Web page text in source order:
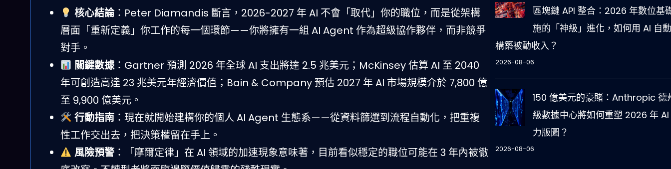
核心結論：Peter Diamandis 斷言，2026-2027 年 AI 不會「取代」你的職位，而是從架構
層面「重新定義」你工作的每一個環節——你將擁有一組 AI Agent 作為超級協作夥伴，而非競爭
對手。
關鍵數據：Gartner 預測 2026 年全球 AI 支出將達 2.5 兆美元；McKinsey 估算 AI 至 2040
年可創造高達 23 兆美元年經濟價值；Bain & Company 預估 2027 年 AI 市場規模介於 7,800 億
至 9,900 億美元。
行動指南：現在就開始建構你的個人 AI Agent 生態系——從資料篩選到流程自動化，把重複
性工作交出去，把決策權留在手上。
風險預警：「摩爾定律」在 AI 領域的加速現象意味著，目前看似穩定的職位可能在 3 年內被徹
區塊鏈 API 整合：2026 年數位基
施的「神級」進化，如何用 AI 自
構築被動收入？
2026-08-06
150 億美元的豪賭：Anthropic 德
級數據中心將如何重塑 2026 年 AI
力版圖？
2026-08-06